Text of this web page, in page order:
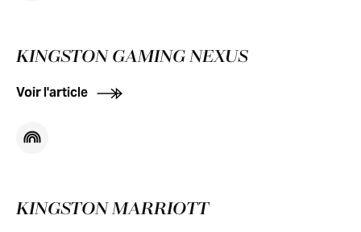
KINGSTON GAMING NEXUS
Voir l'article
KINGSTON MARRIOTT